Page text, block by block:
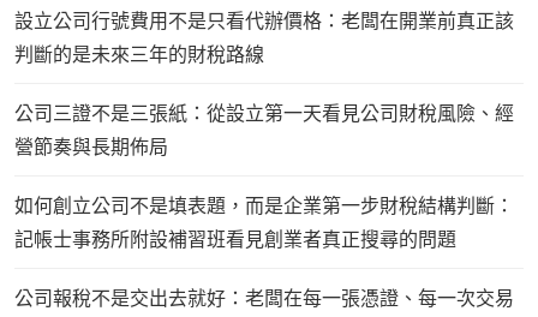
設立公司行號費用不是只看代辦價格：老闆在開業前真正該
判斷的是未來三年的財稅路線
公司三證不是三張紙：從設立第一天看見公司財稅風險、經
營節奏與長期佈局
如何創立公司不是填表題，而是企業第一步財稅結構判斷：
記帳士事務所附設補習班看見創業者真正搜尋的問題
公司報稅不是交出去就好：老闆在每一張憑證、每一次交易